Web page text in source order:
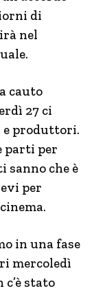
di
nel
cauto
27 ci
produttori.
parti per
sanno che è
per
in una fase
mercoledì
stato